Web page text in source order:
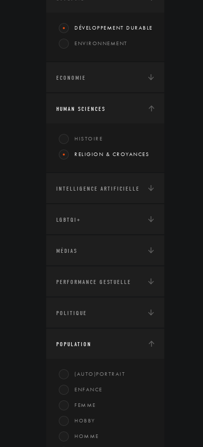
DÉVELOPPEMENT DURABLE
ENVIRONNEMENT
ECONOMIE
HUMAN SCIENCES
HISTOIRE
RELIGION & CROYANCES
INTELLIGENCE ARTIFICIELLE
LGBTQI+
MÉDIAS
PERFORMANCE GESTUELLE
POLITIQUE
POPULATION
(AUTO)PORTRAIT
ENFANCE
FEMME
HOBBY
HOMME